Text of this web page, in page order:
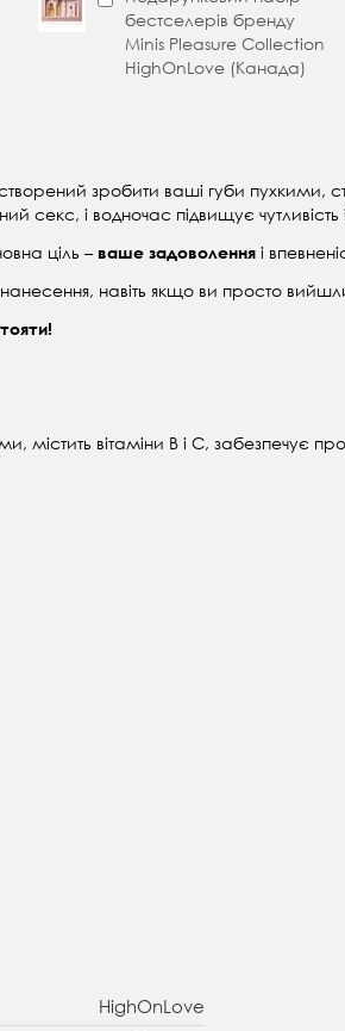
бестселерів бренду
Minis Pleasure Collection
HighOnLove (Канада)
зробити ваші губи пухкими,
і водночас підвищує чутливість
ціль – ваше задоволення і
нанесення, навіть якщо ви просто
вітаміни В і С, забезпечує
HighOnLove